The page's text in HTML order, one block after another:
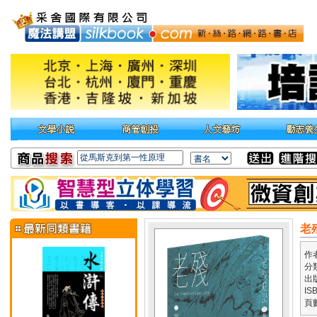
老
作
分
出
頁